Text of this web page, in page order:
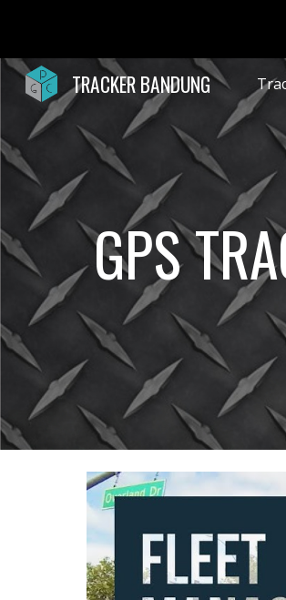
TRACKER BANDUNG
GPS